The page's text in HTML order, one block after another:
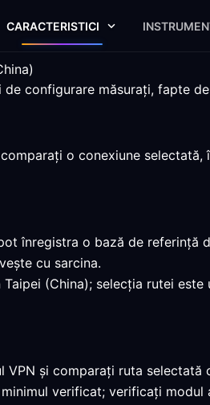
CARACTERISTICI
configurare măsurați, fapte
o conexiune
înregistra o bază de
cu sarcina.
(China); selecția rutei
și comparați ruta selectată
verificat; verificați